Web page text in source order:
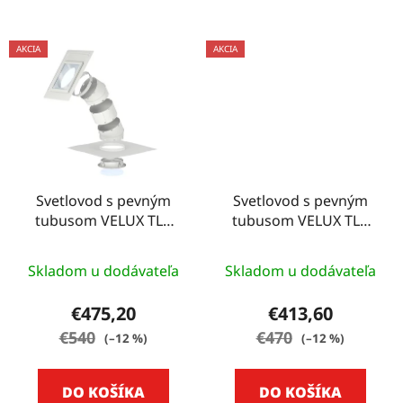
AKCIA
Svetlovod s pevným
tubusom VELUX TLR
cm - 14" (35 CM)
Skladom u dodávateľa
€475,20
€540 (–12 %)
DO KOŠÍKA
AKCIA
Svetlovod s pevným
tubusom VELUX TLR
krytiny, 25 cm - 10" (25
CM)
Skladom u dodávateľa
€413,60
€470 (–12 %)
DO KOŠÍKA